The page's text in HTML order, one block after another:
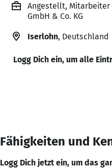
Angestellt, Mitarbeiter
GmbH & Co. KG
Iserlohn, Deutschland
Logg Dich ein, um alle
Fähigkeiten und
Logg Dich jetzt ein, um das